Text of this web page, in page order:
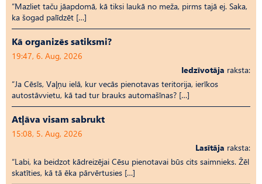
“Mazliet taču jāapdomā, kā tiksi laukā no meža, pirms tajā ej. Saka,
ka šogad palīdzēt […]
Kā organizēs satiksmi?
19:47, 6. Aug, 2026
Iedzīvotāja raksta:
“Ja Cēsīs, Vaļņu ielā, kur vecās pienotavas teritorija, ierīkos
autostāvvietu, kā tad tur brauks automašīnas? […]
Atļāva visam sabrukt
15:08, 5. Aug, 2026
Lasītāja raksta:
“Labi, ka beidzot kādreizējai Cēsu pienotavai būs cits saimnieks. Žēl
skatīties, kā tā ēka pārvērtusies […]